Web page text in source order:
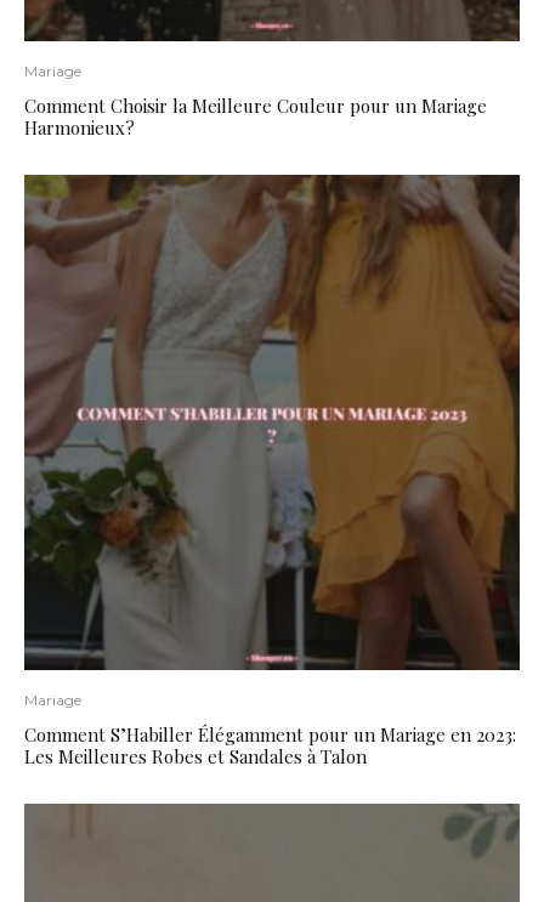
Mariage
Comment Choisir la Meilleure Couleur pour un Mariage
Harmonieux?
Mariage
Comment S’Habiller Élégamment pour un Mariage en 2023:
Les Meilleures Robes et Sandales à Talon